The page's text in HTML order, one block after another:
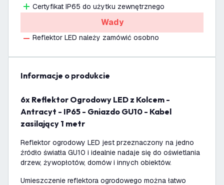
Certyfikat IP65 do użytku zewnętrznego
Wady
Reflektor LED należy zamówić osobno
informacje o produkcie
6x Reflektor Ogrodowy LED z Kolcem -
Antracyt - IP65 - Gniazdo GU10 - Kabel
zasilający 1 metr
Reflektor ogrodowy LED jest przeznaczony na jedno
źródło światła GU10 i idealnie nadaje się do oświetlania
drzew, żywopłotów, domów i innych obiektów.
Umieszczenie reflektora ogrodowego można łatwo